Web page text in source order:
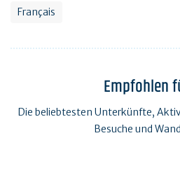
Français
Empfohlen
Die beliebtesten Unterkünfte,
Besuche und